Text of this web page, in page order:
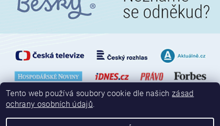
Tento web používá soubory cookie dle našichzásad
ochrany osobních údajů.